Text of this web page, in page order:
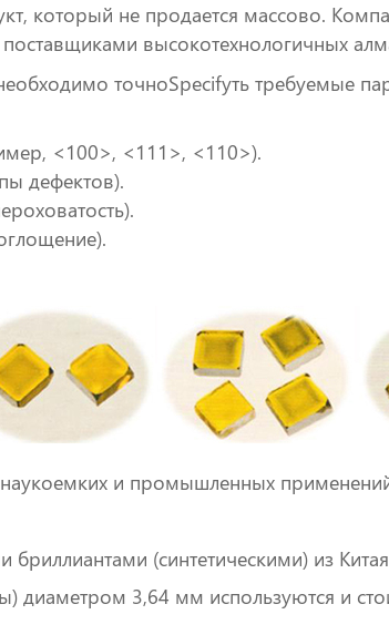
который не продается массово.
высокотехнологичных
точноSpecifyть требуемые
<100>, <111>, <110>).
дефектов).
и промышленных
(синтетическими) из Китая
диаметром 3,64 мм используются и